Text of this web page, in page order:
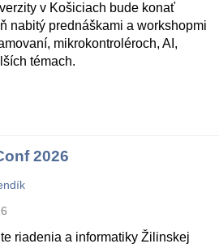
v Košiciach bude konať
nabitý prednáškami a workshopmi
mikrokontroléroch, AI,
témach.
2026
riadenia a informatiky Žilinskej